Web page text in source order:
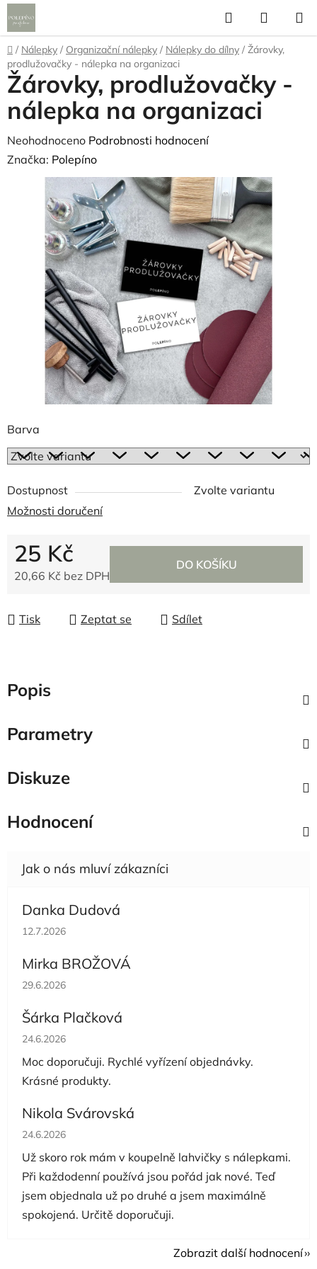
Přejít
na
obsah
Hledat
KOŠÍK
Domů
/ Nálepky / Organizační nálepky / Nálepky do dílny / Žárovky,
prodlužovačky - nálepka na organizaci
Barva
Dostupnost
Zvolte variantu
Možnosti doručení
25 Kč
20,66 Kč bez DPH
DO KOŠÍKU
Tisk Zeptat se Sdílet
Žárovky, prodlužovačky -
nálepka na organizaci
Průměrné
hodnocení
produktu
hvězdiček.
Neohodnoceno Podrobnosti hodnocení
Značka: Polepíno
Popis
Parametry
Diskuze
Hodnocení
Danka Dudová
Hodnocení obchodu je 5 z 5 hvězdiček.
12.7.2026
Mirka BROŽOVÁ
Hodnocení obchodu je 5 z 5 hvězdiček.
29.6.2026
Šárka Plačková
Hodnocení obchodu je 5 z 5 hvězdiček.
24.6.2026
Moc doporučuji. Rychlé vyřízení objednávky.
Krásné produkty.
Nikola Svárovská
Hodnocení obchodu je 5 z 5 hvězdiček.
24.6.2026
Už skoro rok mám v koupelně lahvičky s nálepkami.
Při každodenní používá jsou pořád jak nové. Teď
jsem objednala už po druhé a jsem maximálně
spokojená. Určitě doporučuji.
Zobrazit další hodnocení